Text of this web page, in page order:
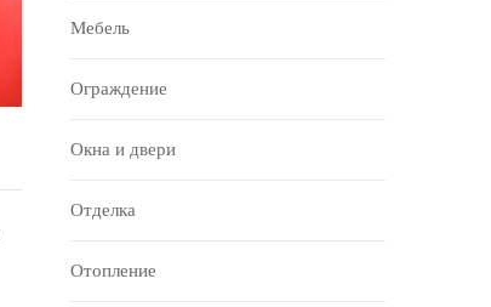
Мебель
Ограждение
Окна и двери
Отделка
Отопление